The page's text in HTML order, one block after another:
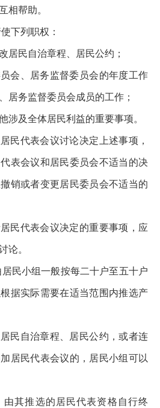
相帮助。
下列职权：
居民自治章程、居民公约；
员会、居务监督委员会的年度工作
居务监督委员会成员的工作；
涉及全体居民利益的重要事项。
民代表会议讨论决定上述事项，
表会议和居民委员会不适当的决
销或者变更居民委员会不适当的
民代表会议决定的重要事项，应
论。
民小组一般按每二十户至五十户
据实际需要在适当范围内推选产
民自治章程、居民公约，或者连
居民代表会议的，居民小组可以
由其推选的居民代表资格自行终